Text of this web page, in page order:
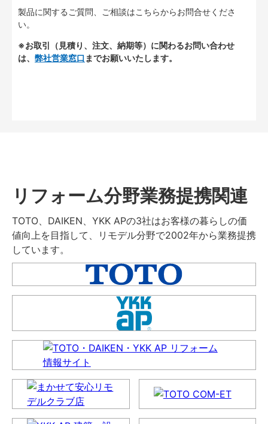
製品に関するご質問、ご相談はこちらからお問合せくださ
い。
※お取引（見積り、注文、納期等）に関わるお問い合わせ
は、 弊社営業窓口 までお願いいたします。
リフォーム分野業務提携関連
TOTO、DAIKEN、YKK APの3社はお客様の暮らしの価
値向上を目指して、リモデル分野で2002年から業務提携
しています。